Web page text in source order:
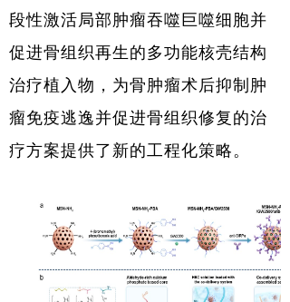
段性激活局部肿瘤吞噬巨噬细胞并
促进骨组织再生的多功能核壳结构
治疗植入物，为骨肿瘤术后抑制肿
瘤免疫逃逸并促进骨组织修复的治
疗方案提供了新的工程化策略。